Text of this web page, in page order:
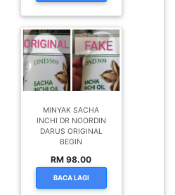
MINYAK SACHA
INCHI DR NOORDIN
DARUS ORIGINAL
BEGIN
RM 98.00
BACA LAGI